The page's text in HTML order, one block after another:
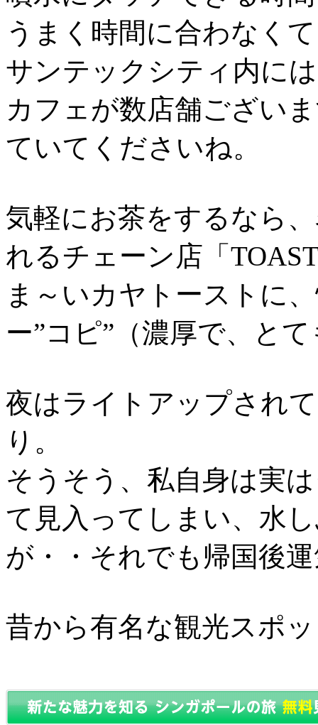
うまく時間に合わなく
サンテックシティ内に
カフェが数店舗ござい
ていてくださいね。
気軽にお茶をするなら
れるチェーン店「
ま～いカヤトーストに
ー”コピ”（濃厚で、と
夜はライトアップされ
り。
そうそう、私自身は実
て見入ってしまい、水
が・・それでも帰国後
昔から有名な観光スポ